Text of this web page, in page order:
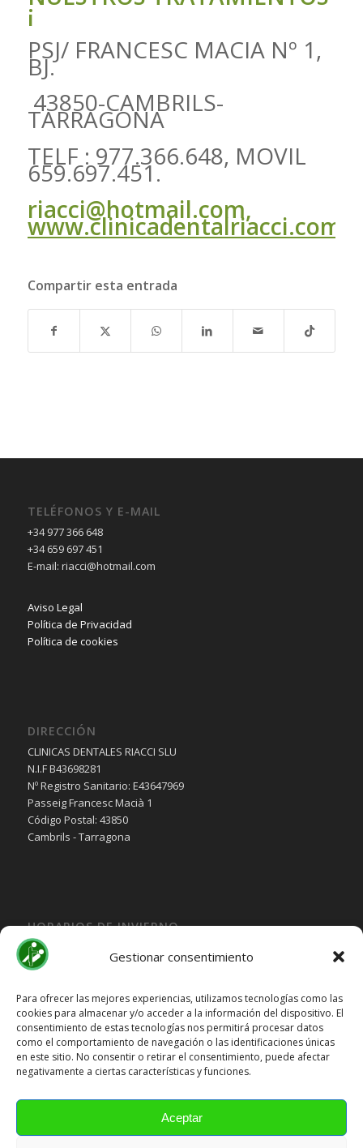
Gestionar consentimiento
Para ofrecer las mejores experiencias, utilizamos tecnologías como las
cookies para almacenar y/o acceder a la información del dispositivo. El
consentimiento de estas tecnologías nos permitirá procesar datos
como el comportamiento de navegación o las identificaciones únicas
en este sitio. No consentir o retirar el consentimiento, puede afectar
negativamente a ciertas características y funciones.
Aceptar
¡
PSJ/ FRANCESC MACIA Nº 1,
BJ.
43850-CAMBRILS-
TARRAGONA
TELF : 977.366.648, MOVIL
659.697.451.
riacci@hotmail.com,
www.clinicadentalriacci.com
Compartir esta entrada
TELÉFONOS Y E-MAIL
+34 977 366 648
+34 659 697 451
E-mail: riacci@hotmail.com
Aviso Legal
Política de Privacidad
Política de cookies
DIRECCIÓN
CLINICAS DENTALES RIACCI SLU
N.I.F B43698281
Nº Registro Sanitario: E43647969
Passeig Francesc Macià 1
Código Postal: 43850
Cambrils - Tarragona
HORARIOS DE INVIERNO
Lunes, Martes, Jueves y Viernes:
10:00H a 15:30H
Miercoles:
15:30H a 19:30H
Sábado y DomingoCerrado
HORARIOS DE VERANO
Cerrado